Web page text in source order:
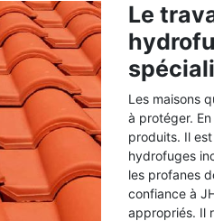
Le
Les maisons
à protéger.
produits. Il
hydrofuges
les profanes
confiance à
appropriés. Il